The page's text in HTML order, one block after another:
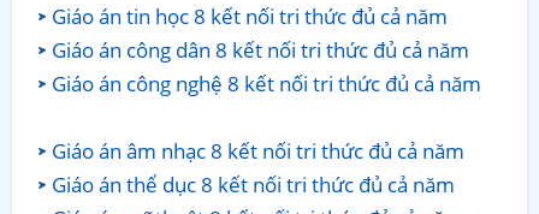
Giáo án tin học 8 kết nối tri thức đủ cả năm
Giáo án công dân 8 kết nối tri thức đủ cả năm
Giáo án công nghệ 8 kết nối tri thức đủ cả năm
Giáo án âm nhạc 8 kết nối tri thức đủ cả năm
Giáo án thể dục 8 kết nối tri thức đủ cả năm